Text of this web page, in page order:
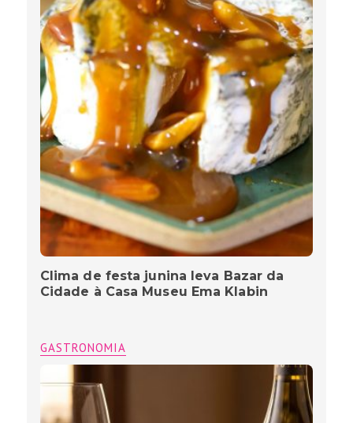
Clima de festa junina leva Bazar da
Cidade à Casa Museu Ema Klabin
GASTRONOMIA